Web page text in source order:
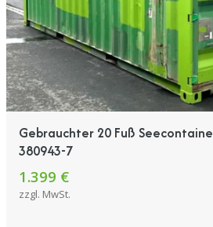
Gebrauchter 20 Fuß
380943-7
1.399 €
zzgl. MwSt.